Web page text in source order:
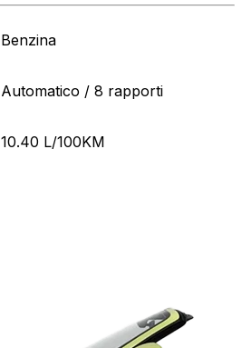
Benzina
Automatico / 8 rapporti
10.40 L/100KM